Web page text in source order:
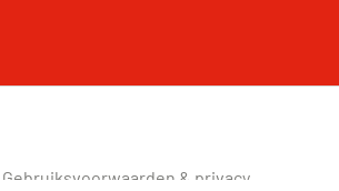
Gebruiksvoorwaarden & privacy